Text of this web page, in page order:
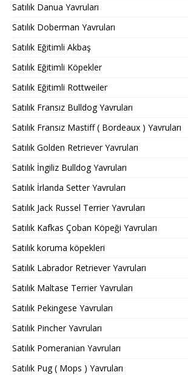
Satılık Danua Yavruları
Satılık Doberman Yavruları
Satılık Eğitimli Akbaş
Satılık Eğitimli Köpekler
Satılık Eğitimli Rottweiler
Satılık Fransız Bulldog Yavruları
Satılık Fransız Mastiff ( Bordeaux ) Yavruları
Satılık Golden Retriever Yavruları
Satılık İngiliz Bulldog Yavruları
Satılık İrlanda Setter Yavruları
Satılık Jack Russel Terrier Yavruları
Satılık Kafkas Çoban Köpeği Yavruları
Satılık koruma köpekleri
Satılık Labrador Retriever Yavruları
Satılık Maltase Terrier Yavruları
Satılık Pekingese Yavruları
Satılık Pincher Yavruları
Satılık Pomeranian Yavruları
Satılık Pug ( Mops ) Yavruları